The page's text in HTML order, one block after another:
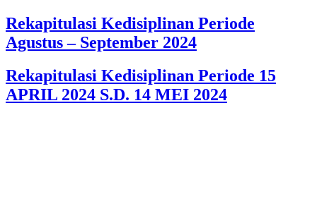
Rekapitulasi Kedisiplinan Periode
Agustus – September 2024
Rekapitulasi Kedisiplinan Periode 15
APRIL 2024 S.D. 14 MEI 2024